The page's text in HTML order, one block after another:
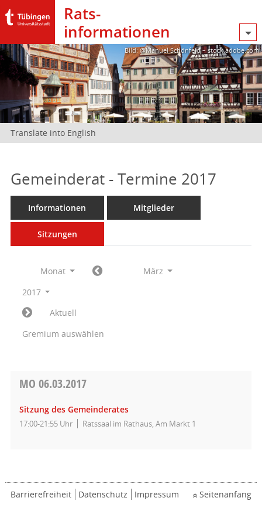
Rats­
informationen
Bild: @Manuel Schönfeld – stock.adobe.com
Translate into English
Gemeinderat - Termine 2017
Informationen Mitglieder
Sitzungen
Monat
März
2017
Aktuell
Gremium auswählen
MO 06.03.2017
Sitzung des Gemeinderates
17:00-21:55 Uhr Ratssaal im Rathaus, Am Markt 1
Barrierefreiheit Datenschutz Impressum Seitenanfang